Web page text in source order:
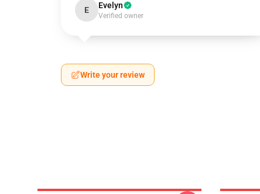
E Evelyn
Verified owner
Write your review